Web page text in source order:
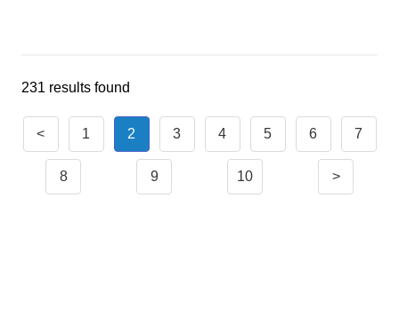
231 results found
< 1 2 3 4 5 6 7
8 9 10 >